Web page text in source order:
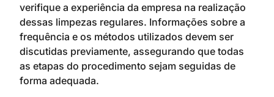
verifique a experiência da empresa na realização
dessas limpezas regulares. Informações sobre a
frequência e os métodos utilizados devem ser
discutidas previamente, assegurando que todas
as etapas do procedimento sejam seguidas de
forma adequada.